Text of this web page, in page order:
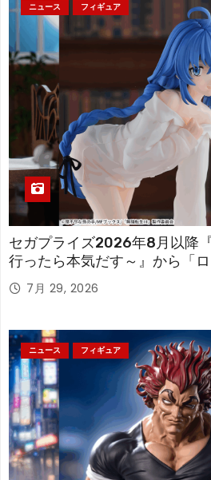
ニュース フィギュア
セガプライズ2026年8月以降
行ったら本気だす～』から「
アが登場！
7月 29, 2026
ニュース フィギュア